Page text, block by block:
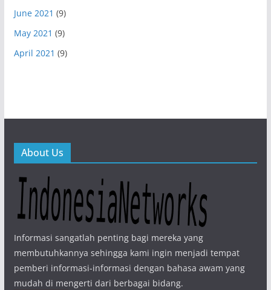
June 2021 (9)
May 2021 (9)
April 2021 (9)
About Us
Informasi sangatlah penting bagi mereka yang
membutuhkannya sehingga kami ingin menjadi tempat
pemberi informasi-informasi dengan bahasa awam yang
mudah di mengerti dari berbagai bidang.